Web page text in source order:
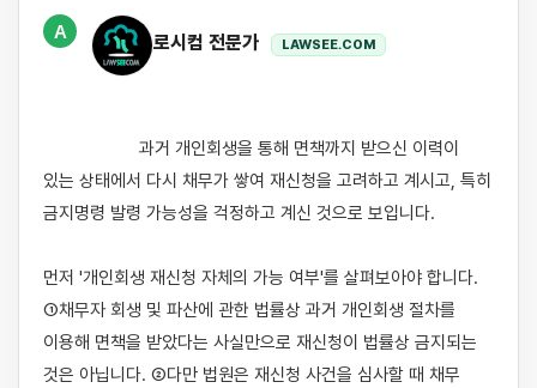
A
로시컴 전문가 LAWSEE.COM
있는 상태에서 다시 채무가 쌓여 재신청을 고려하고 계시고, 특히
금지명령 발령 가능성을 걱정하고 계신 것으로 보입니다.
먼저 '개인회생 재신청 자체의 가능 여부'를 살펴보아야 합니다.
①채무자 회생 및 파산에 관한 법률상 과거 개인회생 절차를
이용해 면책을 받았다는 사실만으로 재신청이 법률상 금지되는
것은 아닙니다. ②다만 법원은 재신청 사건을 심사할 때 채무